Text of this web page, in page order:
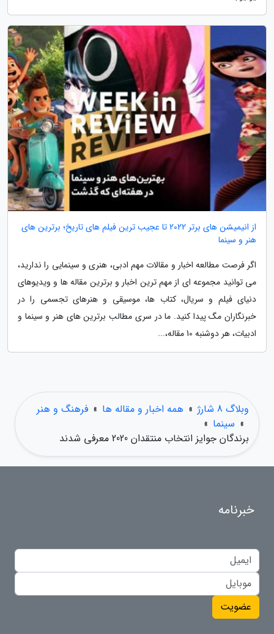
از انیمیشن های برتر 2022 تا عجیب ترین فیلم های تاریخ؛ برترین های
هنر و سینما
اگر فرصت مطالعه اخبار و مقالات مهم ادبی، هنری و سینمایی را ندارید،
می توانید مجموعه ای از مهم ترین اخبار و برترین مقاله ها و ویدیوهای
دنیای فیلم و سریال، کتاب ها، موسیقی و هنرهای تجسمی را در
خبرنگاران مگ پیدا کنید. ما در سری مطالب برترین های هنر و سینما و
ادبیات، هر دوشنبه 10 مقاله،...
وبلاگ 8 شارژ » همه اخبار و مقاله ها » فرهنگ و هنر
» سینما »
برندگان جوایز انتخاب منتقدان 2020 معرفی شدند
خبرنامه
عضویت